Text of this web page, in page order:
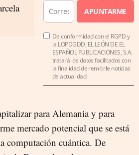
APUNTARME
De conformidad con el RGPD y
la LOPDGDD, EL LEÓN DE EL
ESPAÑOL PUBLICACIONES, S.A.
tratará los datos facilitados con
la finalidad de remitirle noticias
de actualidad.
para Alemania y para
mercado potencial que se está
computación cuántica. De